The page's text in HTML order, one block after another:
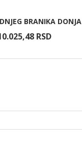
BRANIKA DONJA
48 RSD